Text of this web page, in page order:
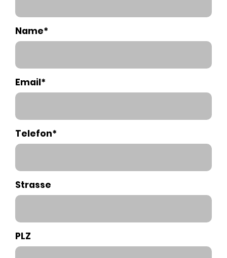
Name*
Email*
Telefon*
Strasse
PLZ